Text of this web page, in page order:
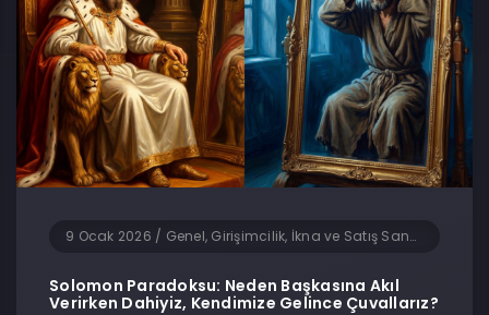
9 Ocak 2026 / Genel, Girişimcilik, İkna ve Satış Sanatı
Solomon Paradoksu: Neden Başkasına Akıl
Verirken Dahiyiz, Kendimize Gelince Çuvallarız?